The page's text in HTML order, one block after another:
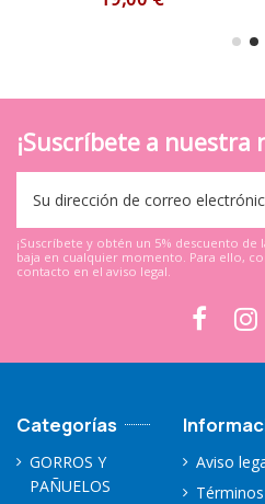
¡Suscríbete a nuestra
¡Suscríbete y obtén un 5% descuento de
baja en cualquier momento. Para ello,
contacto en el aviso legal.
Categorías
GORROS Y
PAÑUELOS
Aviso